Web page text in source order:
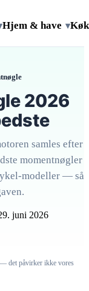
Hjem & have ▾
2026
samles efter
momentnøgler
modeller — så
juni 2026
det påvirker ikke vores